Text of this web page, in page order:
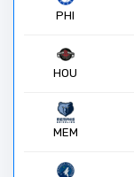
PHI
HOU
MEM